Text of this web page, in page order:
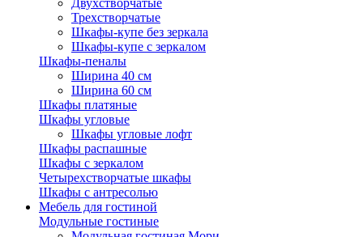
Двухстворчатые
Трехстворчатые
Шкафы-купе без зеркала
Шкафы-купе с зеркалом
Шкафы-пеналы
Ширина 40 см
Ширина 60 см
Шкафы платяные
Шкафы угловые
Шкафы угловые лофт
Шкафы распашные
Шкафы с зеркалом
Четырехстворчатые шкафы
Шкафы с антресолью
Мебель для гостиной
Модульные гостиные